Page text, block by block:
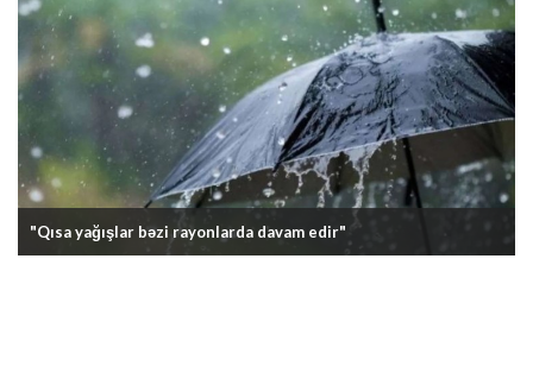
"Qısa yağışlar bəzi rayonlarda davam edir"